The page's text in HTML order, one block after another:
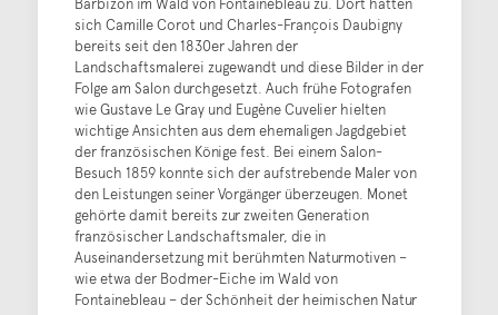
sich Camille Corot und Charles-François Daubigny
bereits seit den 1830er Jahren der
Landschaftsmalerei zugewandt und diese Bilder in der
Folge am Salon durchgesetzt. Auch frühe Fotografen
wie Gustave Le Gray und Eugène Cuvelier hielten
wichtige Ansichten aus dem ehemaligen Jagdgebiet
der französischen Könige fest. Bei einem Salon-
Besuch 1859 konnte sich der aufstrebende Maler von
den Leistungen seiner Vorgänger überzeugen. Monet
gehörte damit bereits zur zweiten Generation
französischer Landschaftsmaler, die in
Auseinandersetzung mit berühmten Naturmotiven –
wie etwa der Bodmer-Eiche im Wald von
Fontainebleau – der Schönheit der heimischen Natur